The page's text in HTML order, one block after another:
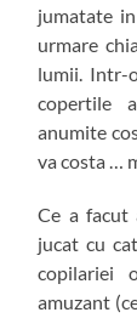
jumatate
urmare
lumii. Intr-
copertile
anumite
va costa …
Ce a facut
jucat cu
copilariei
amuzant